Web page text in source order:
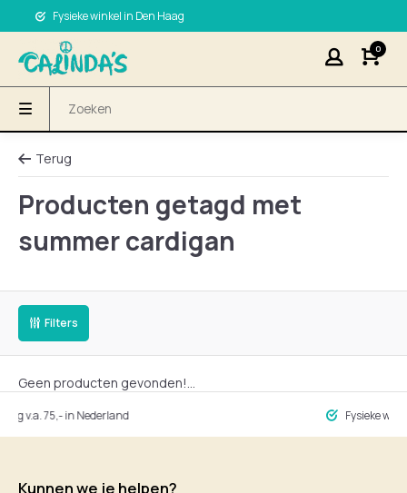
Fysieke winkel in Den Haag
0
Terug
Producten getagd met
summer cardigan
Filters
Geen producten gevonden!...
v.a. 75,- in Nederland Fysieke
Kunnen we je helpen?